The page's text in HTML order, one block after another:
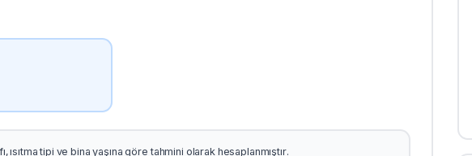
ısıtma tipi ve bina yaşına göre tahmini olarak hesaplanmıştır.